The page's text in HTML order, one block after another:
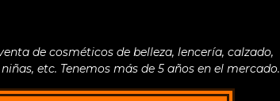
de cosméticos de belleza, lencería, calzado,
etc. Tenemos más de 5 años en el mercado.